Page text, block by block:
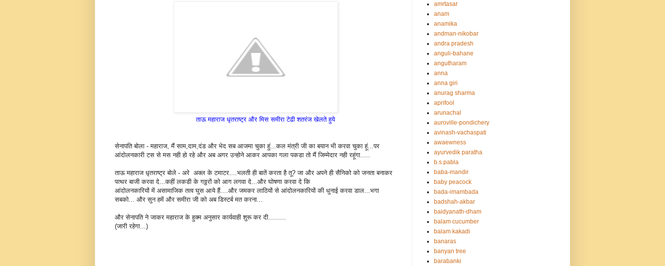
ताऊ महाराज धृतराष्ट्र और मिस समीरा टेढी शतरंज खेलते हुये
सेनापति बोला - महाराज, मैं साम,दाम,दंड और भेद सब आजमा चुका हुं...कल मंत्री जी का बयान भी करवा चुका हूं...पर
आंदोलनकारी टस से मस नही हो रहे और अब अगर उन्होने आकर आपका गला पकडा तो मैं जिम्मेदार नही रहूंगा.....
ताऊ महाराज धृतराष्ट्र बोले - अरे अक्ल के टमाटर....भलती ही बातें करता है तू? जा और अपने ही सैनिको को जनता बनाकर
पत्थर बाजी करवा दे...कहीं लकडी के गठ्ठरों को आग लगवा दे...और घोषणा करवा दे कि
आंदोलनकारियों में असामाजिक तत्व घुस आये हैं....और जमकर लाठियों से आंदोलनकारियों की धुनाई करवा डाल...भगा
सबको... और सुन हमें और समीरा जी को अब डिस्टर्ब मत करना...
और सेनापति ने जाकर महाराज के हुक्म अनुसार कार्यवाही शुरू कर दी.........
(जारी रहेगा...)
amrtasar
anam
anamika
andman-nikobar
andra pradesh
anguli-bahane
angutharam
anna
anna giri
anurag sharma
aprifool
arunachal
auroville-pondichery
avinash-vachaspati
awaewness
ayurvedik paratha
b.s.pabla
baba-mandir
baby peacock
bada-imambada
badshah-akbar
baidyanath-dham
balam cucumber
balam kakadi
banaras
banyan tree
barabanki